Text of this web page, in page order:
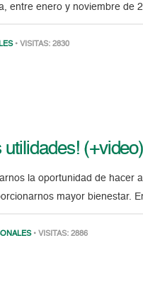
entre enero y noviembre de
• VISITAS: 2830
utilidades! (+video)
la oportunidad de hacer
mayor bienestar.
• VISITAS: 2886